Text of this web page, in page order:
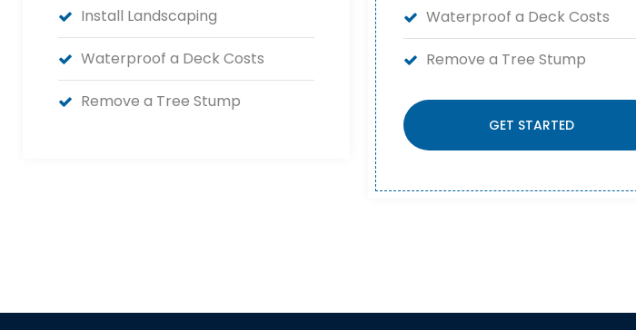
Install Landscaping
Waterproof a Deck Costs
Remove a Tree Stump
Waterproof a Deck Costs
Remove a Tree Stump
GET STARTED